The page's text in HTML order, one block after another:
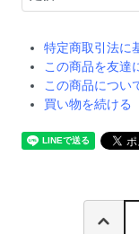
特定商取引法に
この商品を友達
この商品につい
買い物を続ける